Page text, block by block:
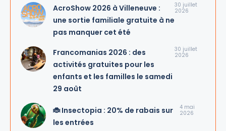
AcroShow 2026 à Villeneuve :
une sortie familiale gratuite à ne
pas manquer cet été
30 juillet
2026
Francomanias 2026 : des
activités gratuites pour les
enfants et les familles le samedi
29 août
30 juillet
2026
🐞 Insectopia : 20% de rabais sur
les entrées
4 mai
2026